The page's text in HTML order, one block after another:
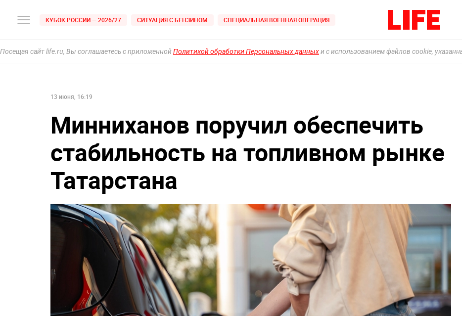
КУБОК РОССИИ — 2026/27 СИТУАЦИЯ С БЕНЗИНОМ СПЕЦИАЛЬНАЯ ВОЕННАЯ ОПЕРАЦИЯ
Посещая сайт life.ru, Вы соглашаетесь с приложеннойПолитикой обработки Персональных данныхи с использованием файлов cookie,
13 июня, 16:19
Минниханов поручил обеспечить
стабильность на топливном рынке
Татарстана